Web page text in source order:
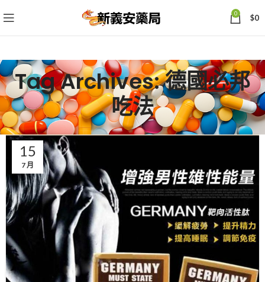
0 $0
Tag Archives: 德國必邦
吃法
15
7 月